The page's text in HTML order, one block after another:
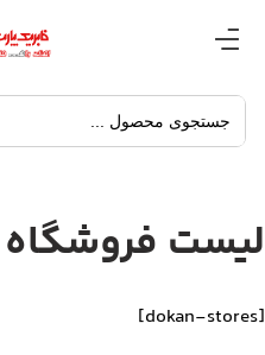
لیست فروشگاه
[dokan-stores]